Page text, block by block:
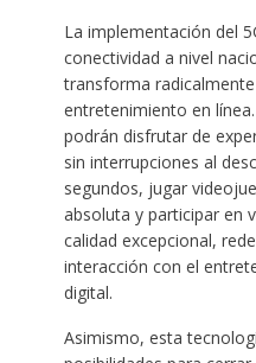
La implementación del
conectividad a nivel
transforma
entretenimiento en
podrán disfrutar de
sin interrupciones al
segundos, jugar
absoluta y participar en
calidad excepcional,
interacción con el
digital.
Asimismo, esta